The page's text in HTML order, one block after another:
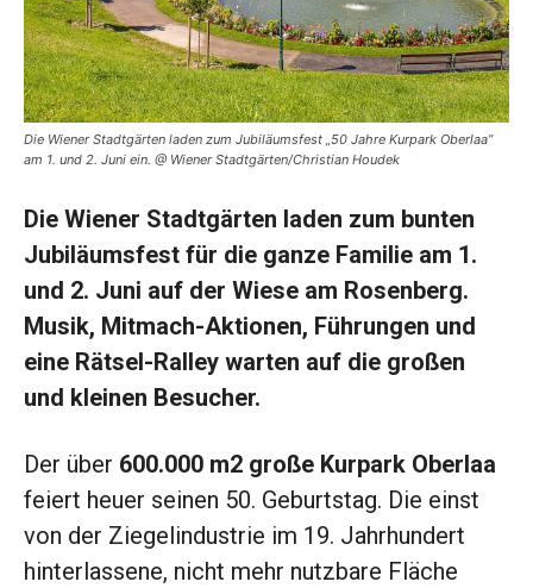
Die Wiener Stadtgärten laden zum Jubiläumsfest „50 Jahre Kurpark Oberlaa”
am 1. und 2. Juni ein. @ Wiener Stadtgärten/Christian Houdek
Die Wiener Stadtgärten laden zum bunten
Jubiläumsfest für die ganze Familie am 1.
und 2. Juni auf der Wiese am Rosenberg.
Musik, Mitmach-Aktionen, Führungen und
eine Rätsel-Ralley warten auf die großen
und kleinen Besucher.
Der über 600.000 m2 große Kurpark Oberlaa
feiert heuer seinen 50. Geburtstag. Die einst
von der Ziegelindustrie im 19. Jahrhundert
hinterlassene, nicht mehr nutzbare Fläche